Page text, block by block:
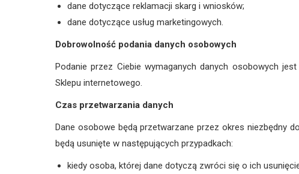
dane dotyczące reklamacji skarg i wniosków;
dane dotyczące usług marketingowych.
Dobrowolność podania danych osobowych
Podanie przez Ciebie wymaganych danych osobowych
Sklepu internetowego.
Czas przetwarzania danych
Dane osobowe będą przetwarzane przez okres niezbędny
będą usunięte w następujących przypadkach:
kiedy osoba, której dane dotyczą zwróci się o ich